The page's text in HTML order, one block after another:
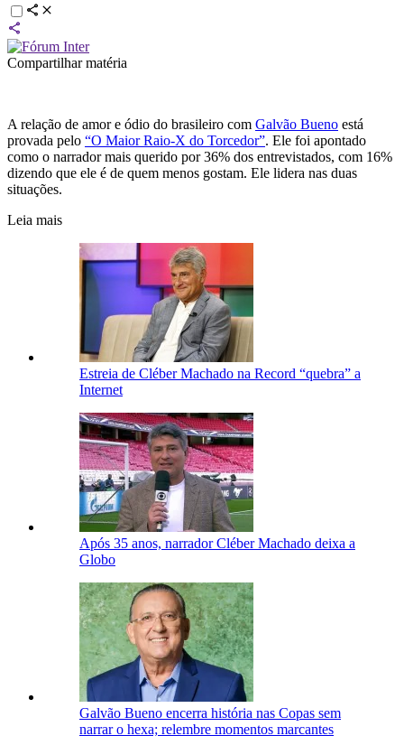
Compartilhar matéria
A relação de amor e ódio do brasileiro com Galvão Bueno está
provada pelo “O Maior Raio-X do Torcedor”. Ele foi apontado
como o narrador mais querido por 36% dos entrevistados, com 16%
dizendo que ele é de quem menos gostam. Ele lidera nas duas
situações.
Leia mais
Estreia de Cléber Machado na Record “quebra” a
Internet
Após 35 anos, narrador Cléber Machado deixa a
Globo
Galvão Bueno encerra história nas Copas sem
narrar o hexa; relembre momentos marcantes